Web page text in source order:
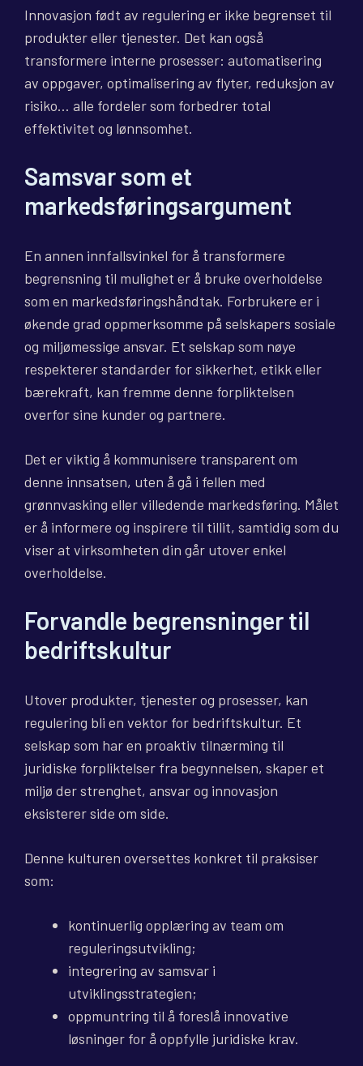
Innovasjon født av regulering er ikke begrenset til
produkter eller tjenester. Det kan også
transformere interne prosesser: automatisering
av oppgaver, optimalisering av flyter, reduksjon av
risiko… alle fordeler som forbedrer total
effektivitet og lønnsomhet.
Samsvar som et
markedsføringsargument
En annen innfallsvinkel for å transformere
begrensning til mulighet er å bruke overholdelse
som en markedsføringshåndtak. Forbrukere er i
økende grad oppmerksomme på selskapers sosiale
og miljømessige ansvar. Et selskap som nøye
respekterer standarder for sikkerhet, etikk eller
bærekraft, kan fremme denne forpliktelsen
overfor sine kunder og partnere.
Det er viktig å kommunisere transparent om
denne innsatsen, uten å gå i fellen med
grønnvasking eller villedende markedsføring. Målet
er å informere og inspirere til tillit, samtidig som du
viser at virksomheten din går utover enkel
overholdelse.
Forvandle begrensninger til
bedriftskultur
Utover produkter, tjenester og prosesser, kan
regulering bli en vektor for bedriftskultur. Et
selskap som har en proaktiv tilnærming til
juridiske forpliktelser fra begynnelsen, skaper et
miljø der strenghet, ansvar og innovasjon
eksisterer side om side.
Denne kulturen oversettes konkret til praksiser
som:
kontinuerlig opplæring av team om
reguleringsutvikling;
integrering av samsvar i
utviklingsstrategien;
oppmuntring til å foreslå innovative
løsninger for å oppfylle juridiske krav.